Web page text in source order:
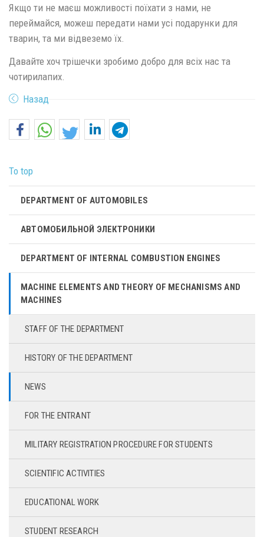
Якщо ти не маєш можливості поїхати з нами, не
переймайся, можеш передати нами усі подарунки для
тварин, та ми відвеземо їх.
Давайте хоч трішечки зробимо добро для всіх нас та
чотирилапих.
Назад
To top
DEPARTMENT OF AUTOMOBILES
АВТОМОБИЛЬНОЙ ЭЛЕКТРОНИКИ
DEPARTMENT OF INTERNAL COMBUSTION ENGINES
MACHINE ELEMENTS AND THEORY OF MECHANISMS AND
MACHINES
STAFF OF THE DEPARTMENT
HISTORY OF THE DEPARTMENT
NEWS
FOR THE ENTRANT
MILITARY REGISTRATION PROCEDURE FOR STUDENTS
SCIENTIFIC ACTIVITIES
EDUCATIONAL WORK
STUDENT RESEARCH